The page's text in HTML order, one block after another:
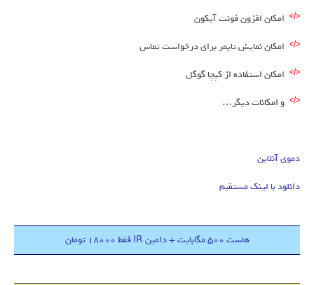
امکان افزون فونت آیکون
امکان نمایش تایمر برای درخواست تماس
امکان استفاده از کپچا گوگل
و امکانات دیگر…
دموی آنلاین
دانلود با لینک مستقیم
هاست 500 مگابایت + دامین IR فقط 18000 تومان